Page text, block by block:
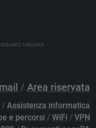
/ Area riservata
/ Assistenza informatica
e percorsi / WiFi / VPN